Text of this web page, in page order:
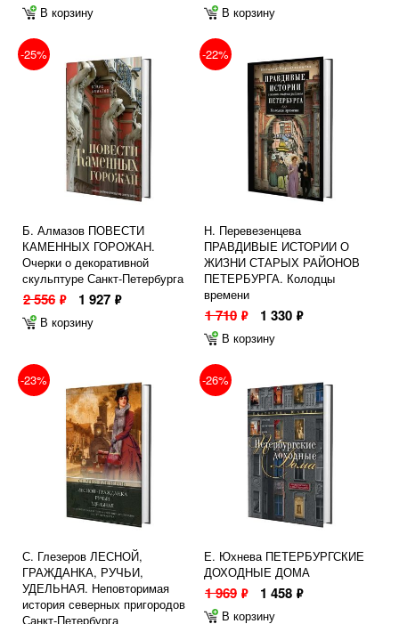
В корзину В корзину
-25%
Б. Алмазов ПОВЕСТИ
КАМЕННЫХ ГОРОЖАН.
Очерки о декоративной
скульптуре Санкт-Петербурга
2 556 ф 1 927 ф
В корзину
-22%
Н. Перевезенцева
ПРАВДИВЫЕ ИСТОРИИ О
ЖИЗНИ СТАРЫХ РАЙОНОВ
ПЕТЕРБУРГА. Колодцы
времени
1 710 ф 1 330 ф
В корзину
-23%
С. Глезеров ЛЕСНОЙ,
ГРАЖДАНКА, РУЧЬИ,
УДЕЛЬНАЯ. Неповторимая
история северных пригородов
Санкт-Петербурга
-26%
Е. Юхнева ПЕТЕРБУРГСКИЕ
ДОХОДНЫЕ ДОМА
1 969 ф 1 458 ф
В корзину